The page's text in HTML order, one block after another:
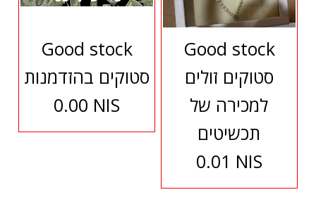
Good stock
סטוקים בהזדמנות
0.00 NIS
Good stock
סטוקים זולים
למכירה של
תכשיטים
0.01 NIS